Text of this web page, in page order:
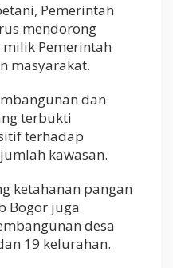
Pemerintah
mendorong
Pemerintah
masyarakat.
dan
terbukti
terhadap
kawasan.
ketahanan pangan
Bogor juga
desa
19 kelurahan.